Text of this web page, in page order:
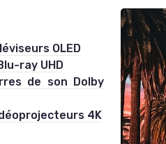
OLED
ray UHD
de son Dolby
4K